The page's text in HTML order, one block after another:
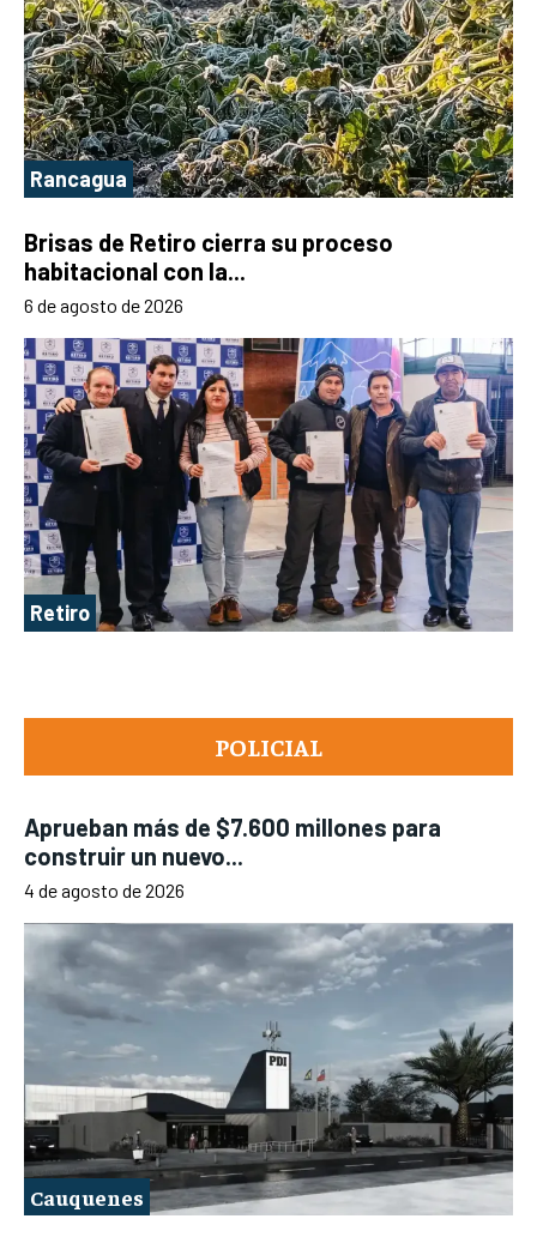
POLICIAL
Aprueban más de $7.600 millones para
construir un nuevo...
4 de agosto de 2026
Cauquenes
Rancagua
Brisas de Retiro cierra su proceso
habitacional con la...
6 de agosto de 2026
Retiro